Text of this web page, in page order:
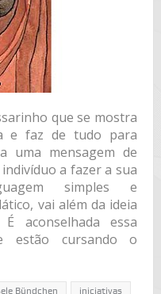
que se mostra
e faz de tudo para
uma mensagem de
a fazer a sua
simples e
vai além da ideia
aconselhada essa
estão cursando o
Bündchen iniciativas